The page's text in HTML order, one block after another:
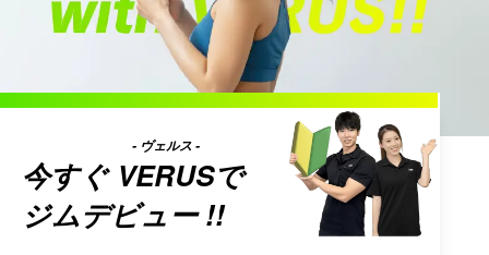
今すぐ VERUS
- ヴェルス -
で
ジムデビュー !!